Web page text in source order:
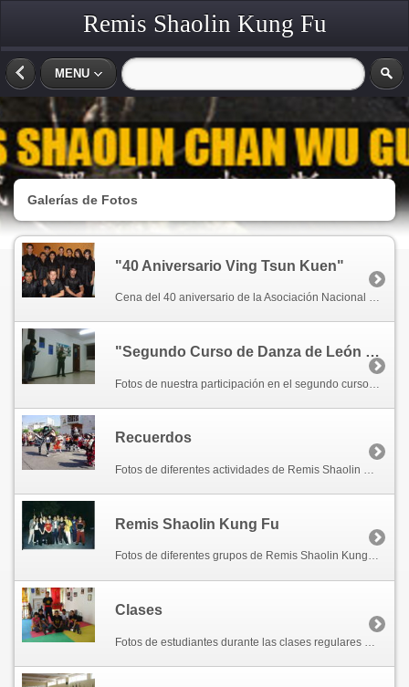
Remis Shaolin Kung Fu
MENU
Galerías de Fotos
"40 Aniversario Ving Tsun Kuen"
Cena del 40 aniversario de la Asociación Nacional Ho Hok y Ving Tsun Kuen, del Gran Maestro Abraham Gandhi Yuaza. México, D. F. Agosto 28, 2010.
"Segundo Curso de Danza de León Estilo Hok-San (He-Shan)"
Recuerdos
Fotos de diferentes actividades de Remis Shaolin Kung Fu.
Remis Shaolin Kung Fu
Fotos de diferentes grupos de Remis Shaolin Kung Fu
Clases